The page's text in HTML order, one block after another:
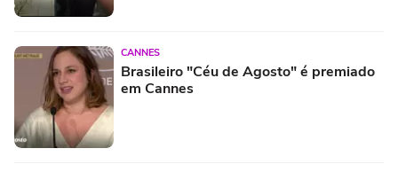
CANNES
Brasileiro "Céu de Agosto" é premiado
em Cannes